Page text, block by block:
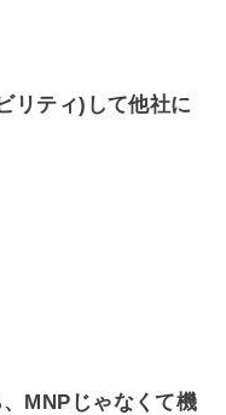
リティ)して他社に
MNPじゃなくて機